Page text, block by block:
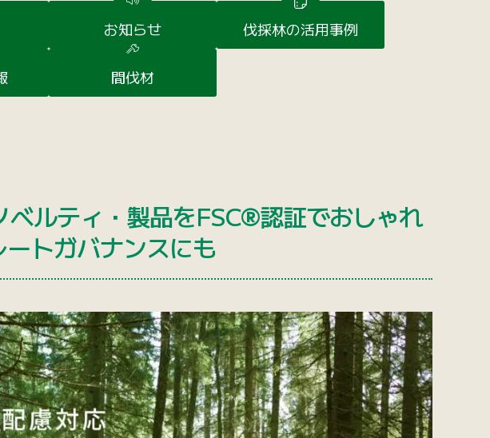
お知らせ 伐採林の活用事例
間伐材
ルティ・製品をFSC®︎認証でおしゃれ
トガバナンスにも